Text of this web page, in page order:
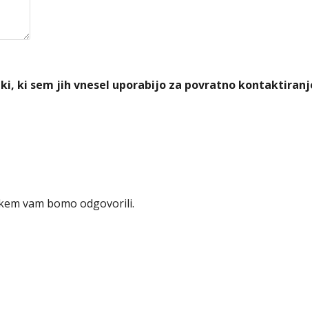
ki sem jih vnesel uporabijo za povratno
vam bomo odgovorili.